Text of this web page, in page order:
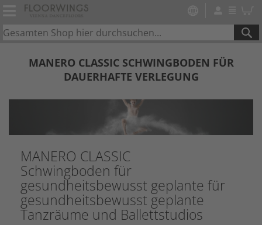
MANERO CLASSIC SCHWINGBODEN FÜR
DAUERHAFTE VERLEGUNG
MANERO CLASSIC
Schwingboden für
gesundheitsbewusst geplante für
gesundheitsbewusst geplante
Tanzräume und Ballettstudios